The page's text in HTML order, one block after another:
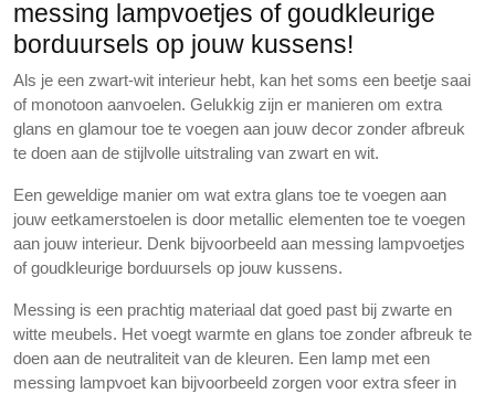
messing lampvoetjes of goudkleurige
borduursels op jouw kussens!
Als je een zwart-wit interieur hebt, kan het soms een beetje saai
of monotoon aanvoelen. Gelukkig zijn er manieren om extra
glans en glamour toe te voegen aan jouw decor zonder afbreuk
te doen aan de stijlvolle uitstraling van zwart en wit.
Een geweldige manier om wat extra glans toe te voegen aan
jouw eetkamerstoelen is door metallic elementen toe te voegen
aan jouw interieur. Denk bijvoorbeeld aan messing lampvoetjes
of goudkleurige borduursels op jouw kussens.
Messing is een prachtig materiaal dat goed past bij zwarte en
witte meubels. Het voegt warmte en glans toe zonder afbreuk te
doen aan de neutraliteit van de kleuren. Een lamp met een
messing lampvoet kan bijvoorbeeld zorgen voor extra sfeer in